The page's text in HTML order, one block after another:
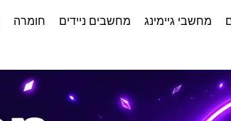
מחשבי גיימינג מחשבים ניידים חומרה